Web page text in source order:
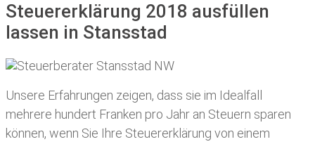
Steuererklärung 2018 ausfüllen
lassen in Stansstad
Unsere Erfahrungen zeigen, dass sie im Idealfall
mehrere hundert Franken pro Jahr an Steuern sparen
können, wenn Sie Ihre Steuererklärung von einem